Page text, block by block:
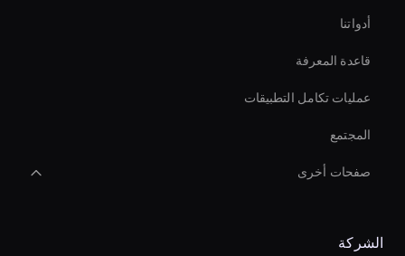
أدواتنا
قاعدة المعرفة
عمليات تكامل التطبيقات
المجتمع
صفحات أخرى
Enterprise Solutions For Ai Avatars
الشركة